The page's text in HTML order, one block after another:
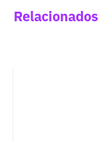
Relacionados